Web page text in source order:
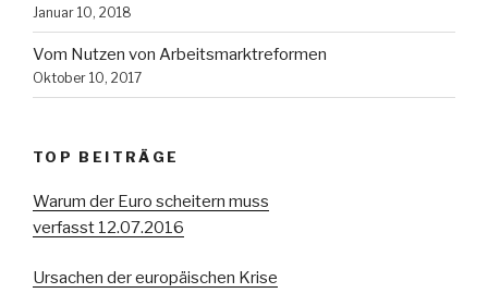
Januar 10, 2018
Vom Nutzen von Arbeitsmarktreformen
Oktober 10, 2017
TOP BEITRÄGE
Warum der Euro scheitern muss
verfasst 12.07.2016
Ursachen der europäischen Krise